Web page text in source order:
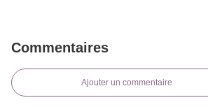
Commentaires
Ajouter un commentaire